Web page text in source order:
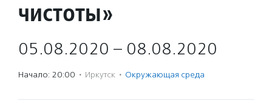
чистоты»
05.08.2020 – 08.08.2020
Начало: 20:00 · Иркутск · Окружающая среда